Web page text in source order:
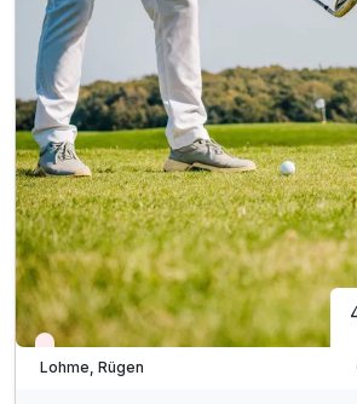
inkl. Golf Unlimited während Ihres
inkl. Nutzung des Schloss Ranzow
inkl. Kuscheliger Leihbademantel und
inkl. W-Lan & Außenparkplatz für Ihr
Nur noch Restplätze
Lohme, Rügen